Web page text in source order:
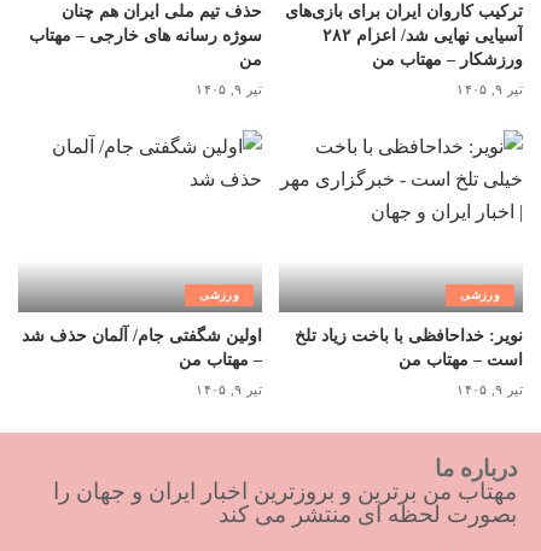
ترکیب کاروان ایران برای بازی‌های
آسیایی نهایی شد/ اعزام ۲۸۲
ورزشکار – مهتاب من
تیر ۹, ۱۴۰۵
حذف تیم ملی ایران هم چنان
سوژه رسانه های خارجی – مهتاب
من
تیر ۹, ۱۴۰۵
ورزشی
نویر: خداحافظی با باخت زیاد تلخ
است – مهتاب من
تیر ۹, ۱۴۰۵
ورزشی
اولین شگفتی جام/ آلمان حذف شد
– مهتاب من
تیر ۹, ۱۴۰۵
درباره ما
مهتاب من برترین و بروزترین اخبار ایران و جهان را
بصورت لحظه ای منتشر می کند